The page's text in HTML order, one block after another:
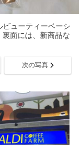
ビューティーベーシ
面には、新商品な
次の写真